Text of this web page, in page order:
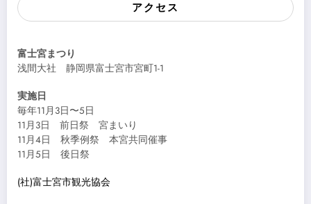
アクセス
富士宮まつり
浅間大社 静岡県富士宮市宮町1-1
実施日
毎年11月3日〜5日
11月3日 前日祭 宮まいり
11月4日 秋季例祭 本宮共同催事
11月5日 後日祭
(社)富士宮市観光協会